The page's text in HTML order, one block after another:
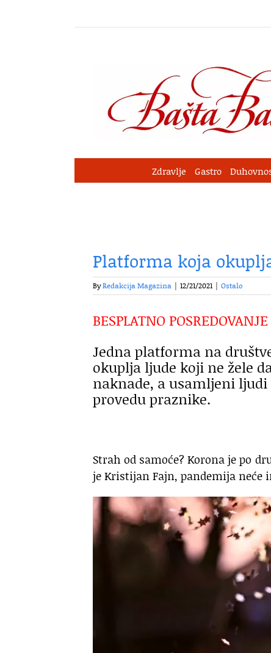
Zdravlje Gastro
Platforma koja
ByRedakcija Magazina | 12/21/2021 | Ostalo
BESPLATNO POSREDOVANJE
Jedna platforma na
okuplja ljude koji ne žele
naknade, a usamljeni
provedu praznike.
Strah od samoće? Korona je po
je Kristijan Fajn, pandemija neće